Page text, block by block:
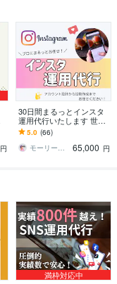
円
30日間まるっとインスタ
運用代行いたします 世界
観やブランド力を大切に
しながらあなたの代わり
に運用します
5.0 (66)
モーリー｜インスタアドバイザー
65,000 円
満枠対応中